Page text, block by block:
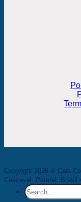
Copyright 2026 © Cais
Cascavel, Paraná, Brasil
Search
for: